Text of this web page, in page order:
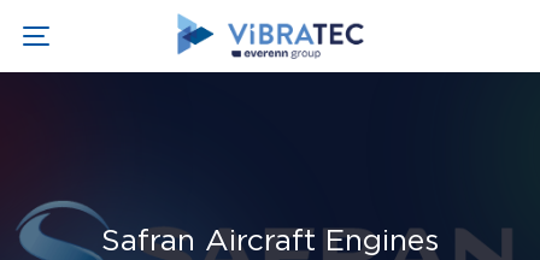
Safran Aircraft Engines